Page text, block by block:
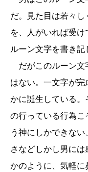
だ。見た目は若々
を、人がいれば受
ルーン文字を書き記
だがこのルーン文
はない。一文字が完
かに誕生している
の行っている行為
う神にしかできな
さなどしかし男には
かのように、気軽に